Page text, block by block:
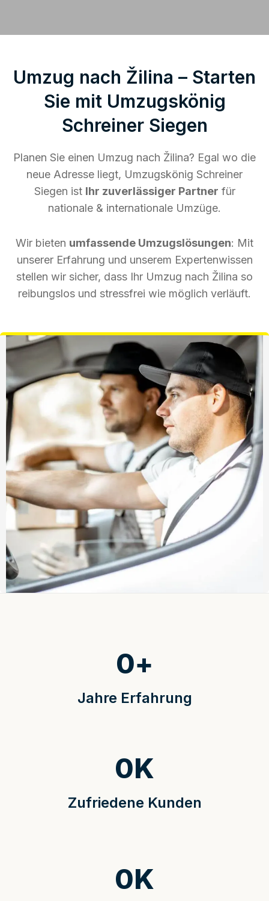
Umzug nach Žilina – Starten
Sie mit Umzugskönig
Schreiner Siegen
Planen Sie einen Umzug nach Žilina? Egal wo die
neue Adresse liegt, Umzugskönig Schreiner
Siegen ist Ihr zuverlässiger Partner für
nationale & internationale Umzüge.
Wir bieten umfassende Umzugslösungen: Mit
unserer Erfahrung und unserem Expertenwissen
stellen wir sicher, dass Ihr Umzug nach Žilina so
reibungslos und stressfrei wie möglich verläuft.
Jahre Erfahrung
0+
Zufriedene Kunden
0K
0K